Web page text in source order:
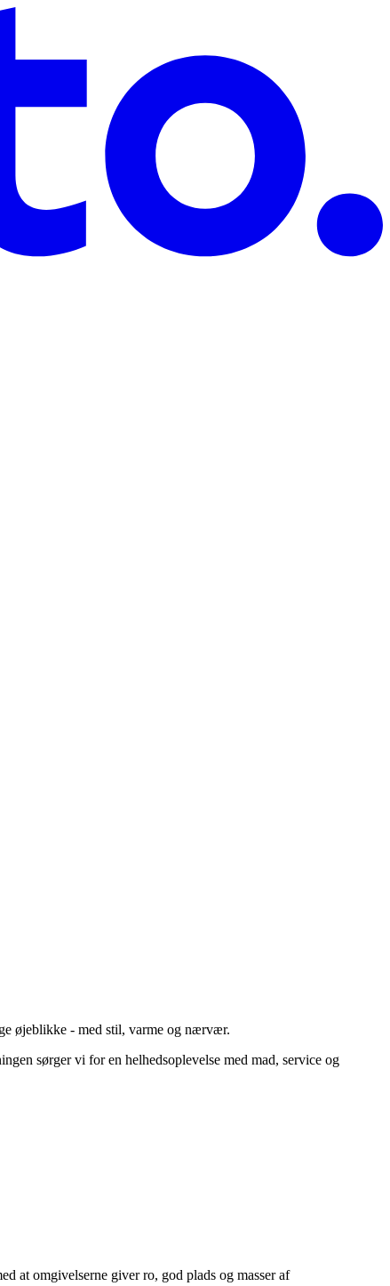
øjeblikke - med stil, varme og nærvær.
sørger vi for en helhedsoplevelse med mad, service og
at omgivelserne giver ro, god plads og masser af